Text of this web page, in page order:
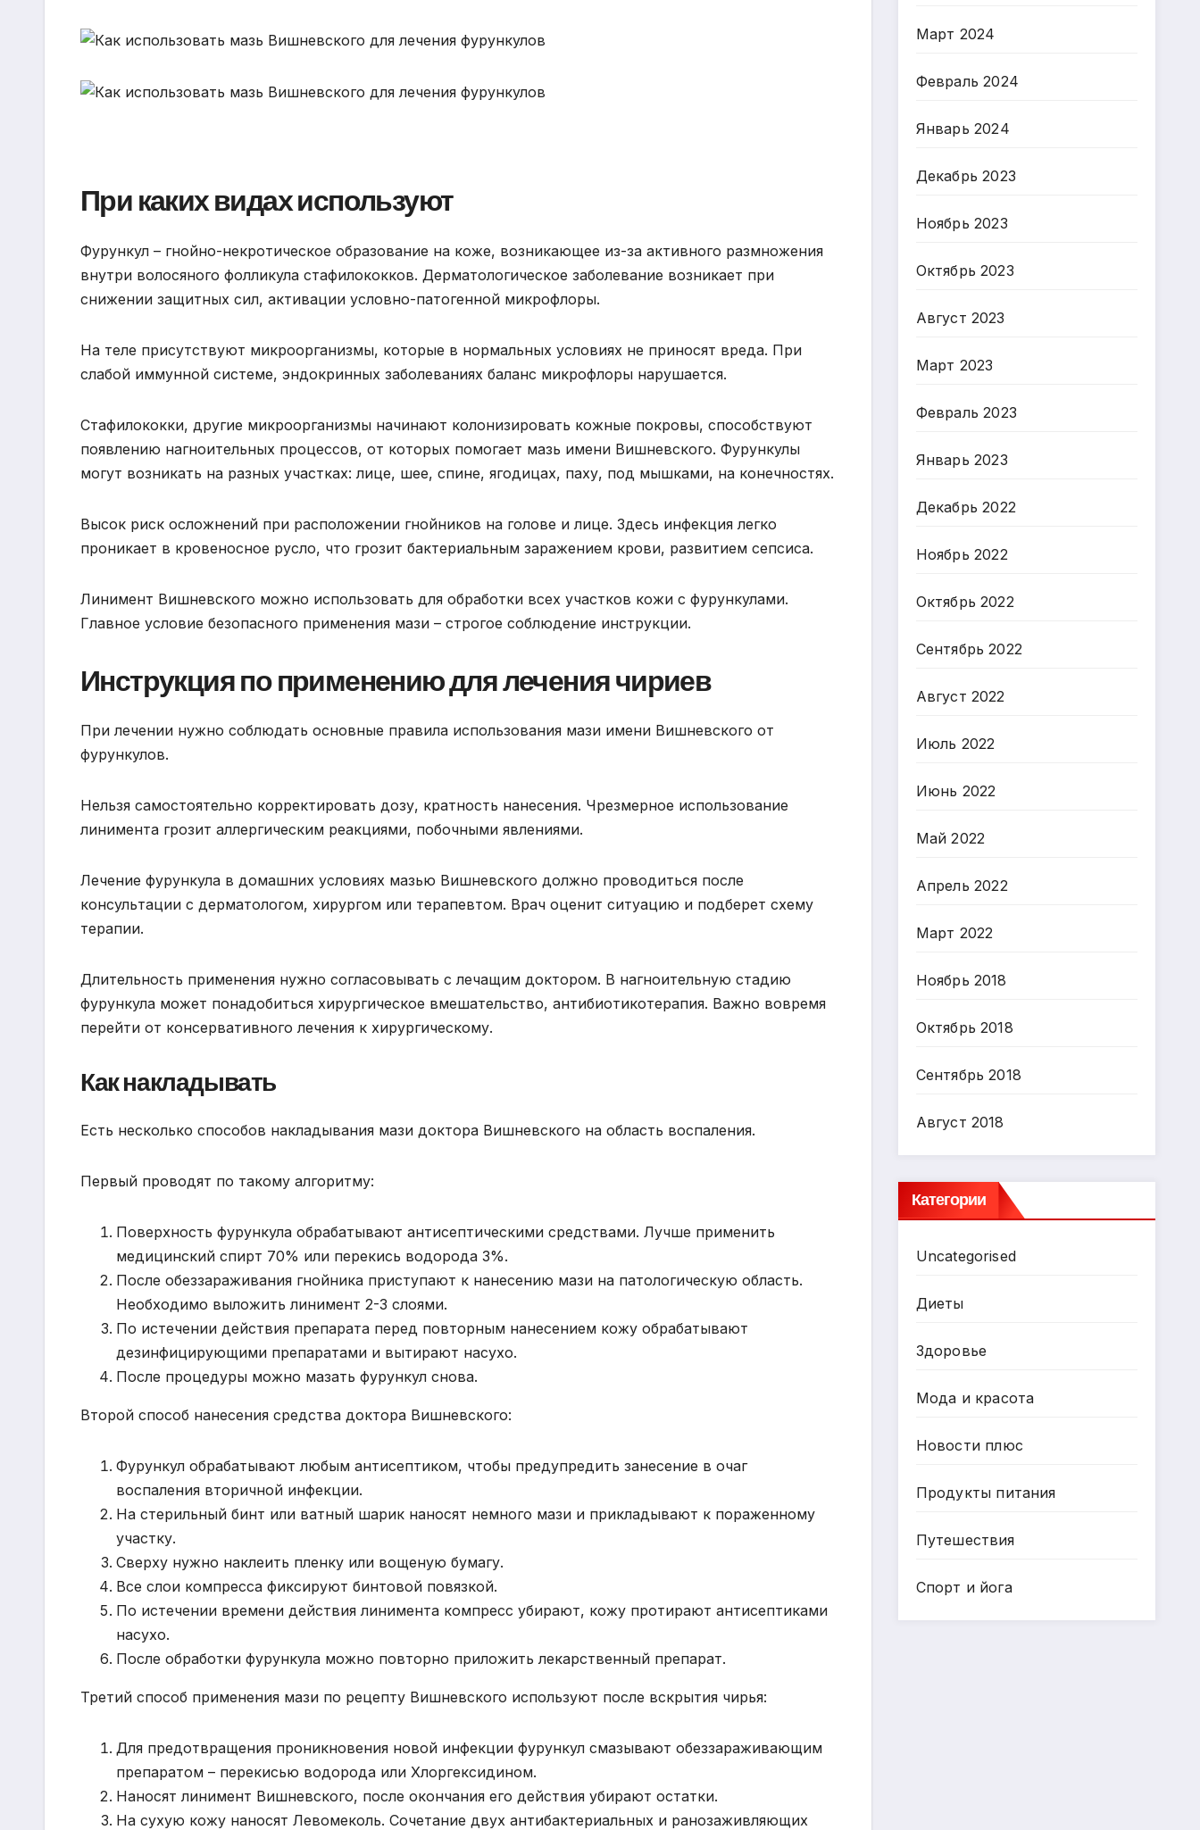
При каких видах используют
Фурункул – гнойно-некротическое образование на коже, возникающее из-за активного размножения
внутри волосяного фолликула стафилококков. Дерматологическое заболевание возникает при
снижении защитных сил, активации условно-патогенной микрофлоры.
На теле присутствуют микроорганизмы, которые в нормальных условиях не приносят вреда. При
слабой иммунной системе, эндокринных заболеваниях баланс микрофлоры нарушается.
Стафилококки, другие микроорганизмы начинают колонизировать кожные покровы, способствуют
появлению нагноительных процессов, от которых помогает мазь имени Вишневского. Фурункулы
могут возникать на разных участках: лице, шее, спине, ягодицах, паху, под мышками, на конечностях.
Высок риск осложнений при расположении гнойников на голове и лице. Здесь инфекция легко
проникает в кровеносное русло, что грозит бактериальным заражением крови, развитием сепсиса.
Линимент Вишневского можно использовать для обработки всех участков кожи с фурункулами.
Главное условие безопасного применения мази – строгое соблюдение инструкции.
Инструкция по применению для лечения чириев
При лечении нужно соблюдать основные правила использования мази имени Вишневского от
фурункулов.
Нельзя самостоятельно корректировать дозу, кратность нанесения. Чрезмерное использование
линимента грозит аллергическим реакциями, побочными явлениями.
Лечение фурункула в домашних условиях мазью Вишневского должно проводиться после
консультации с дерматологом, хирургом или терапевтом. Врач оценит ситуацию и подберет схему
терапии.
Длительность применения нужно согласовывать с лечащим доктором. В нагноительную стадию
фурункула может понадобиться хирургическое вмешательство, антибиотикотерапия. Важно вовремя
перейти от консервативного лечения к хирургическому.
Как накладывать
Есть несколько способов накладывания мази доктора Вишневского на область воспаления.
Первый проводят по такому алгоритму:
Поверхность фурункула обрабатывают антисептическими средствами. Лучше применить
медицинский спирт 70% или перекись водорода 3%.
После обеззараживания гнойника приступают к нанесению мази на патологическую область.
Необходимо выложить линимент 2-3 слоями.
По истечении действия препарата перед повторным нанесением кожу обрабатывают
дезинфицирующими препаратами и вытирают насухо.
После процедуры можно мазать фурункул снова.
Второй способ нанесения средства доктора Вишневского:
Фурункул обрабатывают любым антисептиком, чтобы предупредить занесение в очаг
воспаления вторичной инфекции.
На стерильный бинт или ватный шарик наносят немного мази и прикладывают к пораженному
участку.
Сверху нужно наклеить пленку или вощеную бумагу.
Все слои компресса фиксируют бинтовой повязкой.
По истечении времени действия линимента компресс убирают, кожу протирают антисептиками
насухо.
После обработки фурункула можно повторно приложить лекарственный препарат.
Третий способ применения мази по рецепту Вишневского используют после вскрытия чирья:
Для предотвращения проникновения новой инфекции фурункул смазывают обеззараживающим
препаратом – перекисью водорода или Хлоргексидином.
Наносят линимент Вишневского, после окончания его действия убирают остатки.
На сухую кожу наносят Левомеколь. Сочетание двух антибактериальных и ранозаживляющих
Март 2024
Февраль 2024
Январь 2024
Декабрь 2023
Ноябрь 2023
Октябрь 2023
Август 2023
Март 2023
Февраль 2023
Январь 2023
Декабрь 2022
Ноябрь 2022
Октябрь 2022
Сентябрь 2022
Август 2022
Июль 2022
Июнь 2022
Май 2022
Апрель 2022
Март 2022
Ноябрь 2018
Октябрь 2018
Сентябрь 2018
Август 2018
Категории
Uncategorised
Диеты
Здоровье
Мода и красота
Новости плюс
Продукты питания
Путешествия
Спорт и йога